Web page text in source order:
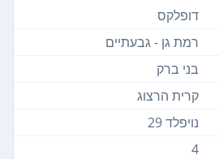
דופלקס
רמת גן - גבעתיים
בני ברק
קרית הרצוג
נויפלד 29
4